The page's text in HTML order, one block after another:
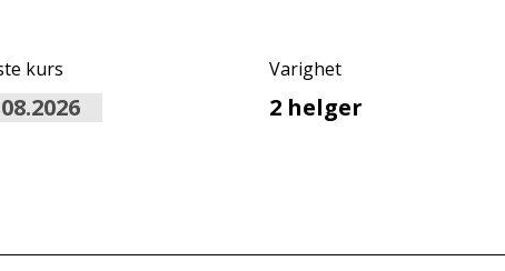
kurs Varighet
2 helger